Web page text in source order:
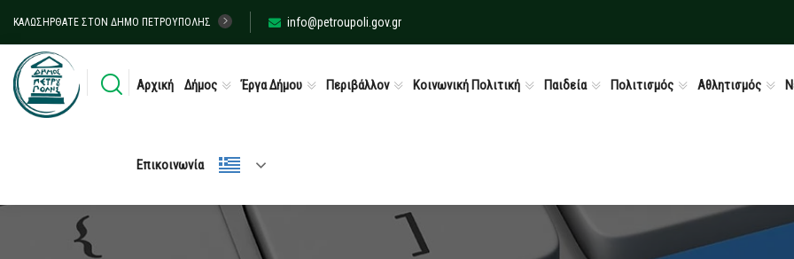
ΚΑΛΩΣΉΡΘΑΤΕ ΣΤΟΝ ΔΉΜΟ ΠΕΤΡΟΎΠΟΛΗΣ info@petroupoli.gov.gr
Αρχική Δήμος Έργα Δήμου Περιβάλλον Κοινωνική Πολιτική Παιδεία Πολιτισμός Αθλητισμός
Επικοινωνία